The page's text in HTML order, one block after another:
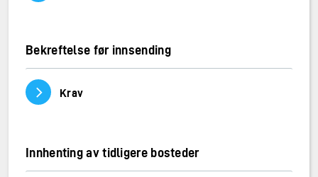
Bekreftelse før innsending
Vis/skjul innhold
Krav
Innhenting av tidligere bosteder